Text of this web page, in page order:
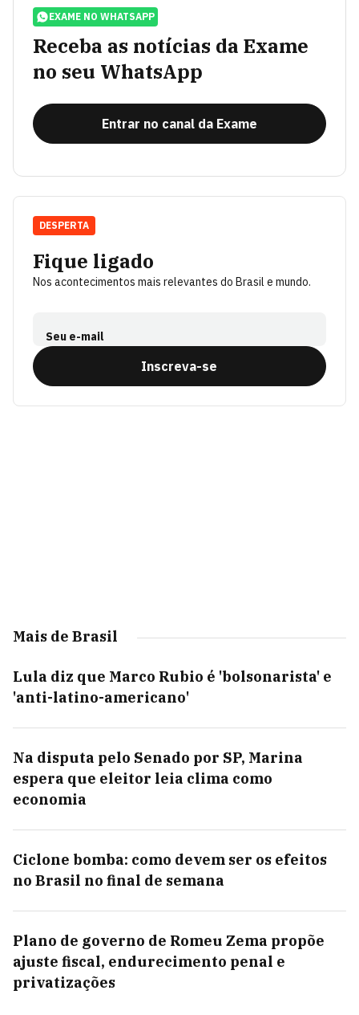
EXAME NO WHATSAPP
Receba as notícias da Exame
no seu WhatsApp
Entrar no canal da Exame
Fique ligado
Nos acontecimentos mais relevantes do Brasil e mundo.
Seu e-mail
Inscreva-se
DESPERTA
Mais de Brasil
Lula diz que Marco Rubio é 'bolsonarista' e
'anti-latino-americano'
Na disputa pelo Senado por SP, Marina
espera que eleitor leia clima como
economia
Ciclone bomba: como devem ser os efeitos
no Brasil no final de semana
Plano de governo de Romeu Zema propõe
ajuste fiscal, endurecimento penal e
privatizações